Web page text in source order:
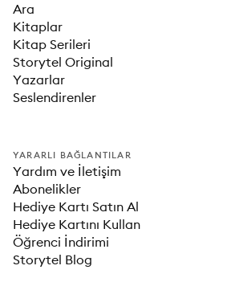
Ara
Kitaplar
Kitap Serileri
Storytel Original
Yazarlar
Seslendirenler
YARARLI BAĞLANTILAR
Yardım ve İletişim
Abonelikler
Hediye Kartı Satın Al
Hediye Kartını Kullan
Öğrenci İndirimi
Storytel Blog